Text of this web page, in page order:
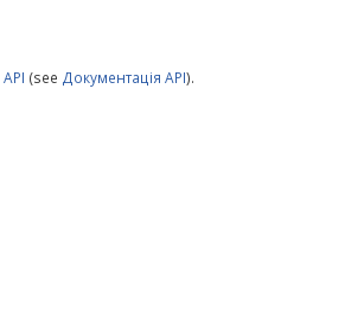
API (see Документація API).